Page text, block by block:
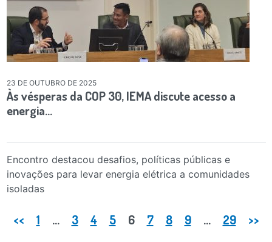
23 DE OUTUBRO DE 2025
Às vésperas da COP 30, IEMA discute acesso a
energia…
Encontro destacou desafios, políticas públicas e
inovações para levar energia elétrica a comunidades
isoladas
Paginação de posts
<< 1 … 3 4 5 6 7 8 9 … 29 >>